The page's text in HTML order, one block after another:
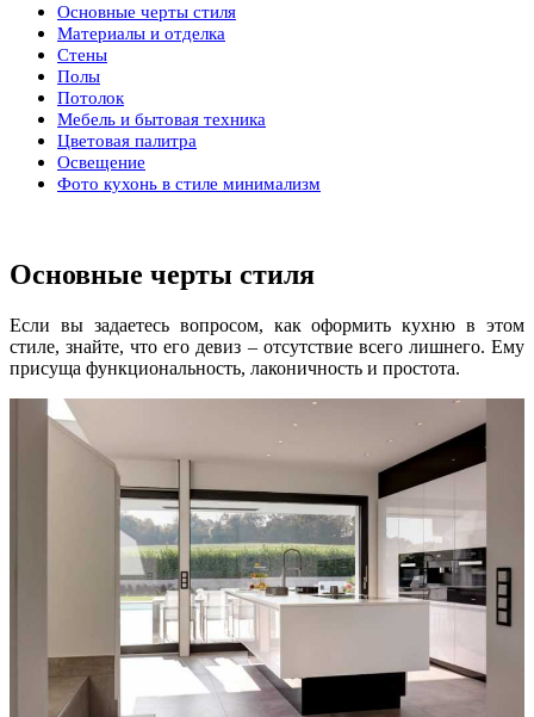
Основные черты стиля
Материалы и отделка
Стены
Полы
Потолок
Мебель и бытовая техника
Цветовая палитра
Освещение
Фото кухонь в стиле минимализм
Основные черты стиля
Если вы задаетесь вопросом, как оформить кухню в этом
стиле, знайте, что его девиз – отсутствие всего лишнего. Ему
присуща функциональность, лаконичность и простота.